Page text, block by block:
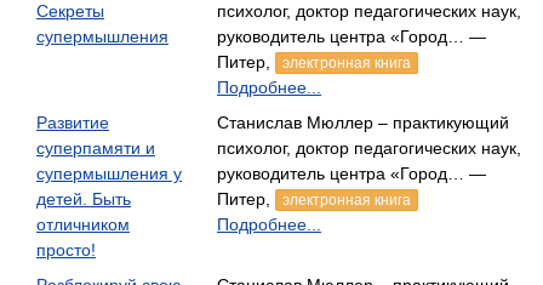
Секреты
супермышления
психолог, доктор педагогических наук,
руководитель центра «Город… —
Питер,
электронная книга
Подробнее...
Развитие
суперпамяти и
супермышления у
детей. Быть
отличником
просто!
Станислав Мюллер – практикующий
психолог, доктор педагогических наук,
руководитель центра «Город… —
Питер,
электронная книга
Подробнее...